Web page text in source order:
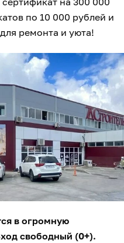
по 10 000 рублей и
ремонта и уюта!
в огромную
свободный (0+).